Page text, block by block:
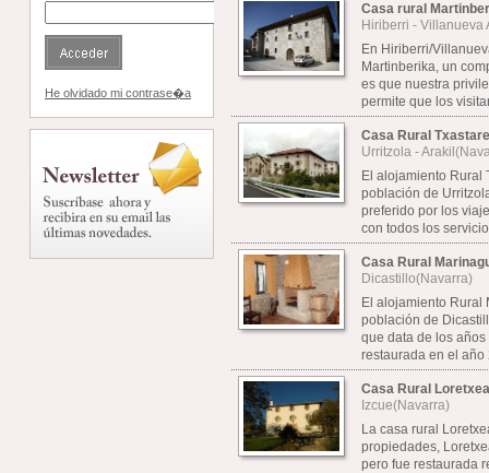
He olvidado mi contrase�a
Casa rural
Hiriberri - Villanueva
En Hiriberri/
Martinberika, un
es que nuestra
permite que los
Casa Rural
Urritzola -
El alojamiento Rural
población de
preferido por los
con todos los
Casa Rural
Dicastillo(Navarra)
El alojamiento Rural
población de
que data de los
restaurada en el año
Casa Rural Loretxea
Izcue(Navarra)
La casa rural
propiedades,
pero fue restaurada